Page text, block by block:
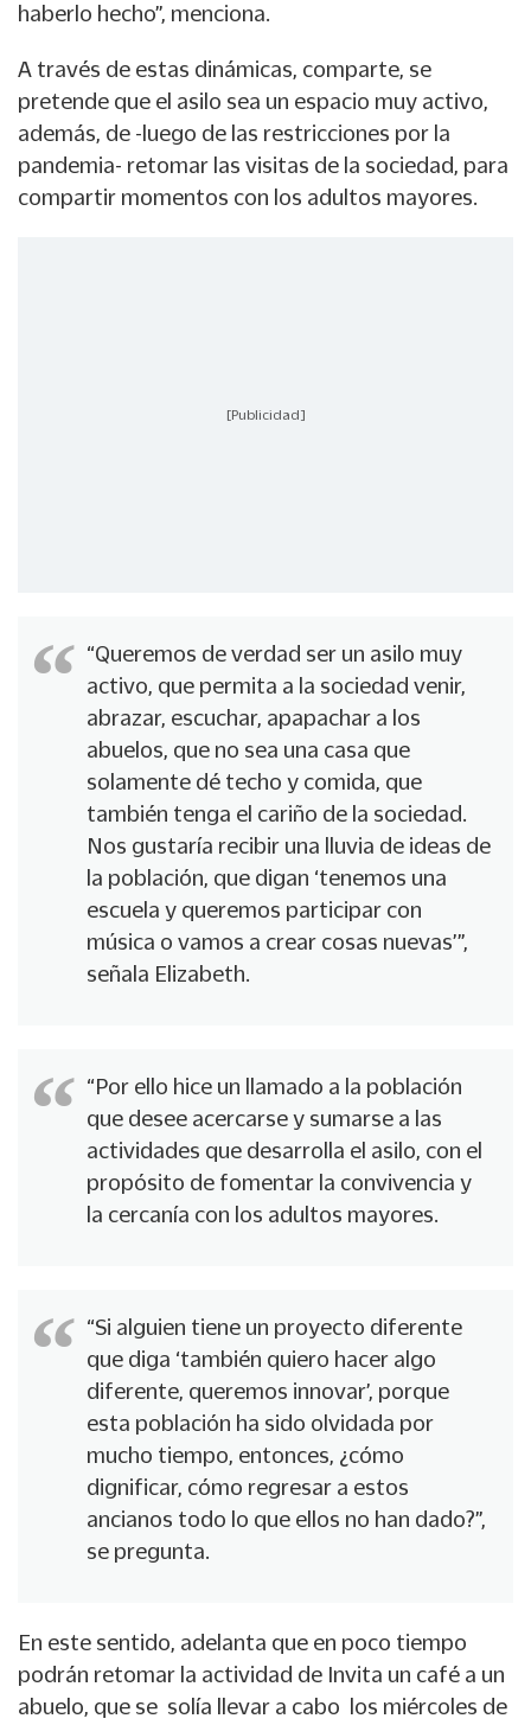
haberlo hecho”, menciona.
A través de estas dinámicas, comparte, se
pretende que el asilo sea un espacio muy activo,
además, de -luego de las restricciones por la
pandemia- retomar las visitas de la sociedad, para
compartir momentos con los adultos mayores.
[Publicidad]
“Queremos de verdad ser un asilo muy
activo, que permita a la sociedad venir,
abrazar, escuchar, apapachar a los
abuelos, que no sea una casa que
solamente dé techo y comida, que
también tenga el cariño de la sociedad.
Nos gustaría recibir una lluvia de ideas de
la población, que digan ‘tenemos una
escuela y queremos participar con
música o vamos a crear cosas nuevas’”,
señala Elizabeth.
“Por ello hice un llamado a la población
que desee acercarse y sumarse a las
actividades que desarrolla el asilo, con el
propósito de fomentar la convivencia y
la cercanía con los adultos mayores.
“Si alguien tiene un proyecto diferente
que diga ‘también quiero hacer algo
diferente, queremos innovar’, porque
esta población ha sido olvidada por
mucho tiempo, entonces, ¿cómo
dignificar, cómo regresar a estos
ancianos todo lo que ellos no han dado?”,
se pregunta.
En este sentido, adelanta que en poco tiempo
podrán retomar la actividad de Invita un café a un
abuelo, que se solía llevar a cabo los miércoles de